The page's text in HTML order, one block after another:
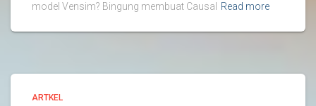
model Vensim? Bingung membuat Causal
Read more
ARTKEL